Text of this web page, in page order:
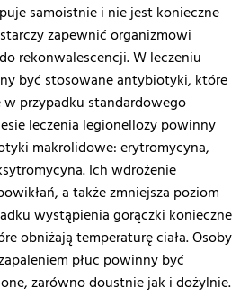
samoistnie i nie jest konieczne
zapewnić organizmowi
rekonwalescencji. W leczeniu
być stosowane antybiotyki, które
przypadku standardowego
leczenia legionellozy powinny
makrolidowe: erytromycyna,
Ich wdrożenie
a także zmniejsza poziom
wystąpienia gorączki konieczne
obniżają temperaturę ciała. Osoby
płuc powinny być
zarówno doustnie jak i dożylnie.